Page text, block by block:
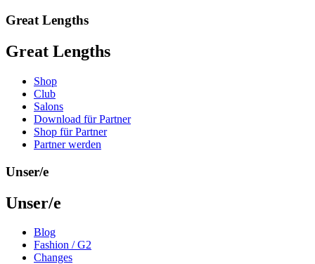
Great Lengths
Great Lengths
Shop
Club
Salons
Download für Partner
Shop für Partner
Partner werden
Unser/e
Unser/e
Blog
Fashion / G2
Changes